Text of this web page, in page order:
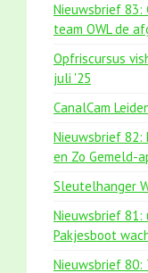
Nieuwsbrief 83:
team OWL de
Opfriscursus
juli '25
CanalCam
Nieuwsbrief 82:
en Zo Gemeld-
Sleutelhanger
Nieuwsbrief 81:
Pakjesboot
Nieuwsbrief